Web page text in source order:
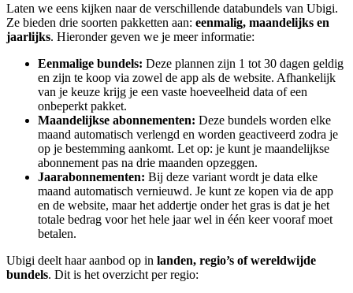
Laten we eens kijken naar de verschillende databundels van Ubigi.
Ze bieden drie soorten pakketten aan: eenmalig, maandelijks en
jaarlijks. Hieronder geven we je meer informatie:
Eenmalige bundels: Deze plannen zijn 1 tot 30 dagen geldig
en zijn te koop via zowel de app als de website. Afhankelijk
van je keuze krijg je een vaste hoeveelheid data of een
onbeperkt pakket.
Maandelijkse abonnementen: Deze bundels worden elke
maand automatisch verlengd en worden geactiveerd zodra je
op je bestemming aankomt. Let op: je kunt je maandelijkse
abonnement pas na drie maanden opzeggen.
Jaarabonnementen: Bij deze variant wordt je data elke
maand automatisch vernieuwd. Je kunt ze kopen via de app
en de website, maar het addertje onder het gras is dat je het
totale bedrag voor het hele jaar wel in één keer vooraf moet
betalen.
Ubigi deelt haar aanbod op in landen, regio’s of wereldwijde
bundels. Dit is het overzicht per regio: